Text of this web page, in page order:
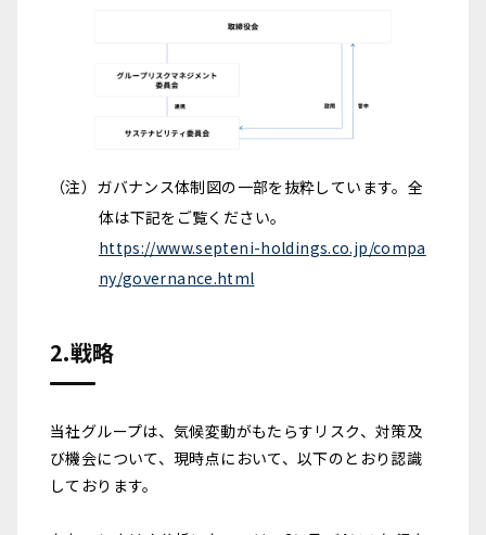
（注）ガバナンス体制図の一部を抜粋しています。全
体は下記をご覧ください。
https://www.septeni-holdings.co.jp/compa
ny/governance.html
2.戦略
当社グループは、気候変動がもたらすリスク、対策及
び機会について、現時点において、以下のとおり認識
しております。